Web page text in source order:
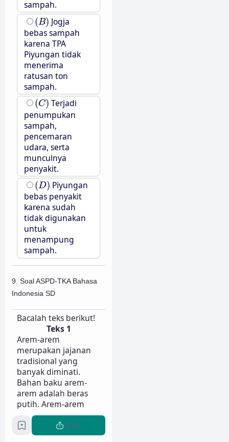
sampah.
(B)
(B) Jogja
bebas sampah
karena TPA
Piyungan tidak
menerima
ratusan ton
sampah.
(C)
(C) Terjadi
penumpukan
sampah,
pencemaran
udara, serta
munculnya
penyakit.
(D)
(D) Piyungan
bebas penyakit
karena sudah
tidak digunakan
untuk
menampung
sampah.
9. Soal ASPD-TKA Bahasa
Indonesia SD
Bacalah teks berikut!
Teks 1
Arem-arem
merupakan jajanan
tradisional yang
banyak diminati.
Bahan baku arem-
arem adalah beras
putih. Arem-arem
bertekstur padat
dengan ukuran besar.
Jajanan tradisional ini
Share